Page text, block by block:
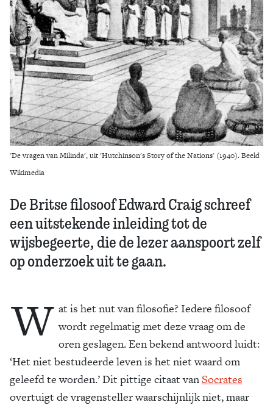
'De vragen van Milinda', uit 'Hutchinson's Story of the Nations' (1940). Beeld
Wikimedia
De Britse filosoof Edward Craig schreef
een uitstekende inleiding tot de
wijsbegeerte, die de lezer aanspoort zelf
op onderzoek uit te gaan.
W at is het nut van filosofie? Iedere filosoof
wordt regelmatig met deze vraag om de
oren geslagen. Een bekend antwoord luidt:
‘Het niet bestudeerde leven is het niet waard om
geleefd te worden.’ Dit pittige citaat vanSocrates
overtuigt de vragensteller waarschijnlijk niet, maar